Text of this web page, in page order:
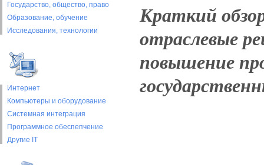
Государство, общество, право
Образование, обучение
Исследования, технологии
Интернет
Компьютеры и оборудование
Системная интеграция
Программное обеспепчение
Другие IT
Краткий
отраслевые
повышение